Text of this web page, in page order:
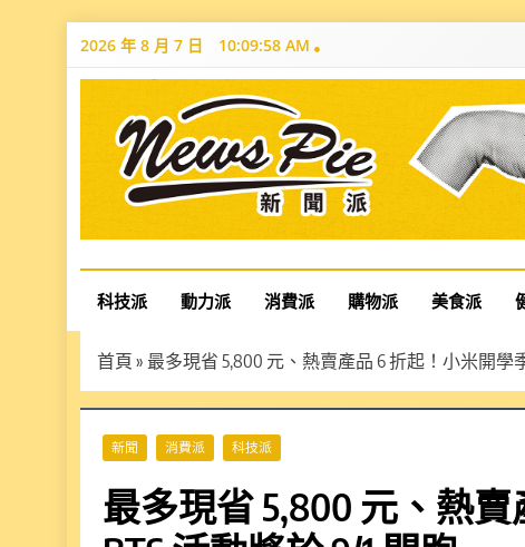
Skip
2026 年 8 月 7 日 10:09:59 AM
News Pie
最有料的新聞
科技派 動力派 消費派 購物派 美食派
首頁 » 最多現省 5,800 元、熱賣產品 6 折起！小米開學
新聞 消費派 科技派
最多現省 5,800 元、熱